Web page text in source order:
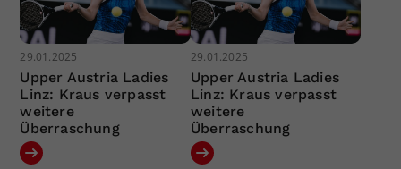
29.01.2025
Upper Austria Ladies
Linz: Kraus verpasst
weitere
Überraschung
29.01.2025
Upper Austria Ladies
Linz: Kraus verpasst
weitere
Überraschung